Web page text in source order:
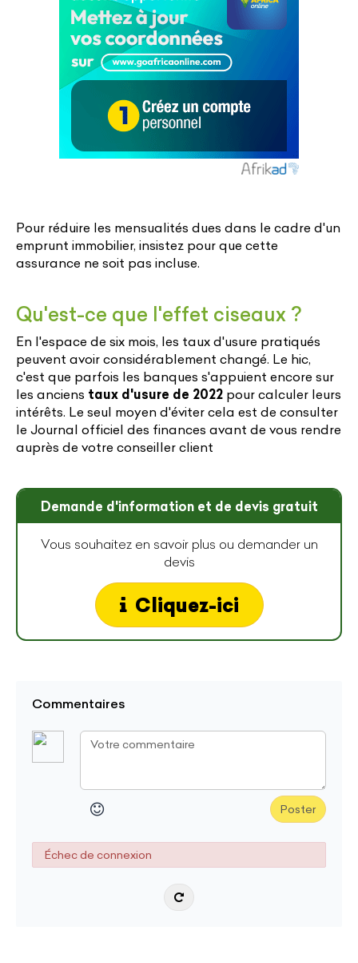
Pour réduire les mensualités dues dans le cadre d'un
emprunt immobilier, insistez pour que cette
assurance ne soit pas incluse.
Qu'est-ce que l'effet ciseaux ?
En l'espace de six mois, les taux d'usure pratiqués
peuvent avoir considérablement changé. Le hic,
c'est que parfois les banques s'appuient encore sur
les anciens taux d'usure de 2022 pour calculer leurs
intérêts. Le seul moyen d'éviter cela est de consulter
le Journal officiel des finances avant de vous rendre
auprès de votre conseiller client
Demande d'information et de devis gratuit
Vous souhaitez en savoir plus ou demander un
devis
Cliquez-ici
Commentaires
Poster
Échec de connexion